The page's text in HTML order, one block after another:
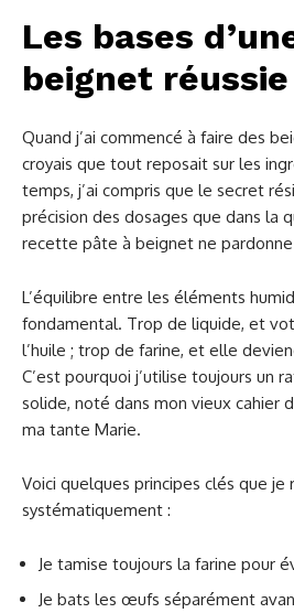
Les bases
beignet réussie
Quand j’ai commencé à faire des
croyais que tout reposait sur les
temps, j’ai compris que le secret
précision des dosages que dans la
recette pâte à beignet ne pardonne
L’équilibre entre les éléments
fondamental. Trop de liquide, et
l’huile ; trop de farine, et elle
C’est pourquoi j’utilise toujours un
solide, noté dans mon vieux cahier
ma tante Marie.
Voici quelques principes clés que je
systématiquement :
Je tamise toujours la farine pour
Je bats les œufs séparément